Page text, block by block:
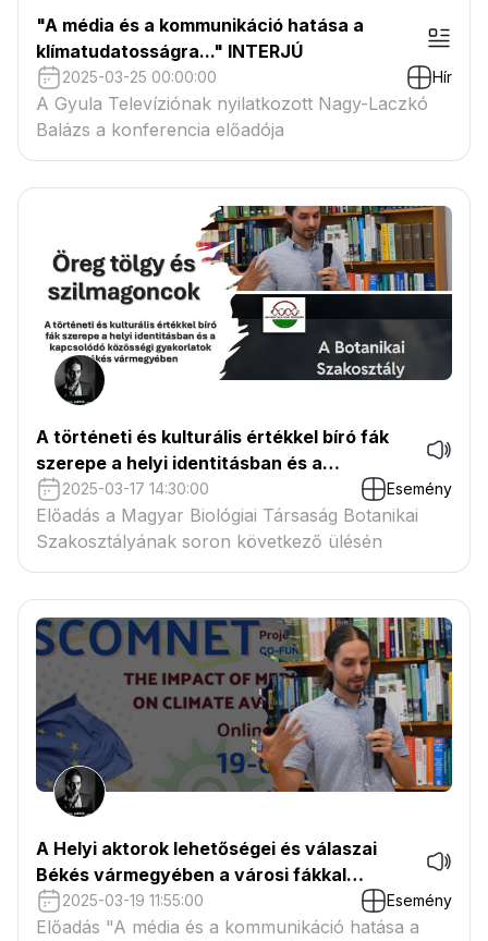
"A média és a kommunikáció hatása a
klímatudatosságra..." INTERJÚ
2025-03-25 00:00:00 Hír
A Gyula Televíziónak nyilatkozott Nagy-Laczkó
Balázs a konferencia előadója
A történeti és kulturális értékkel bíró fák
szerepe a helyi identitásban és a
kapcsolódó közösségi gyakorlatok Békés
vármegyében
2025-03-17 14:30:00 Esemény
Előadás a Magyar Biológiai Társaság Botanikai
Szakosztályának soron következő ülésén
A Helyi aktorok lehetőségei és válaszai
Békés vármegyében a városi fákkal
kapcsolatban a klímaváltozás tükrében
2025-03-19 11:55:00 Esemény
Előadás "A média és a kommunikáció hatása a